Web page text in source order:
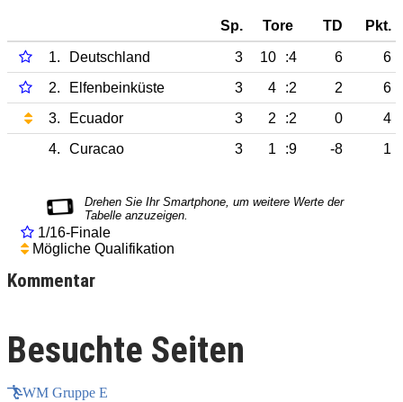
Sp. Tore TD Pkt.
1. Deutschland 3 10 :4 6
6
2.
Elfenbeinküste 3 4 :2 2
6
3.
Ecuador 3 2 :2 0
4
4.
Curacao 3 1 :9 -8 1
1/16-Finale
Mögliche Qualifikation
Kommentar
Besuchte Seiten
WM Gruppe E